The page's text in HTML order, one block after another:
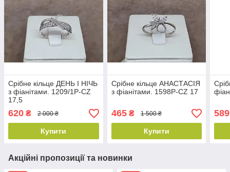
Срібне кільце ДЕНЬ І НІЧЬ
з фіанітами. 1209/1Р-CZ
17,5
620 ₴ 2 000 ₴
Купити
Срібне кільце АНАСТАСІЯ
з фіанітами. 1598Р-CZ 17
465₴ 1 500 ₴
Купити
589
Акційні пропозиції та новинки